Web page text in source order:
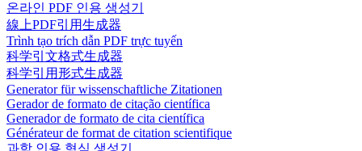
온라인 PDF 인용 생성기
線上PDF引用生成器
Trình tạo trích dẫn PDF trực tuyến
科学引文格式生成器
科学引用形式生成器
Generator für wissenschaftliche Zitationen
Gerador de formato de citação científica
Generador de formato de cita científica
Générateur de format de citation scientifique
과학 인용 형식 생성기